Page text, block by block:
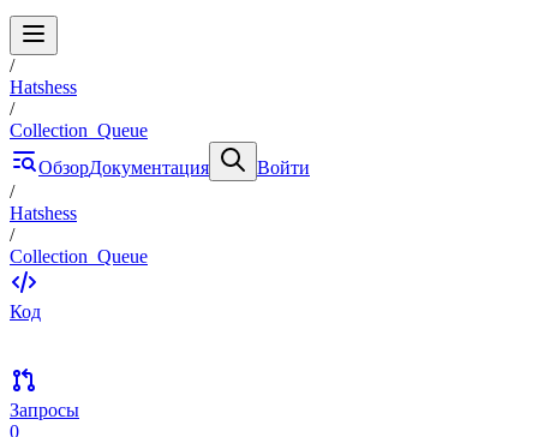
/
Hatshess
/
Collection_Queue
ОбзорДокументация
Войти
/
Hatshess
/
Collection_Queue
Код
Запросы
0